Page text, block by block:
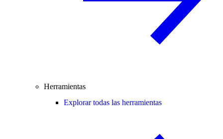
Herramientas
Explorar todas las herramientas